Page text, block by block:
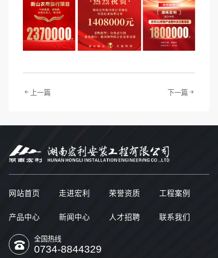
上一篇 下一篇
网站首页 走进宏利 荣誉资质 工程案例
产品中心 新闻中心 人才招聘 联系我们
全国热线
0734-8844329